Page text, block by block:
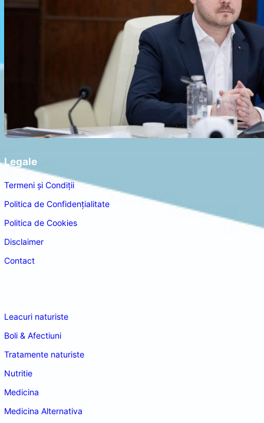
Legale
Termeni și Condiții
Politica de Confidențialitate
Politica de Cookies
Disclaimer
Contact
Leacuri naturiste
Boli & Afectiuni
Tratamente naturiste
Nutritie
Medicina
Medicina Alternativa